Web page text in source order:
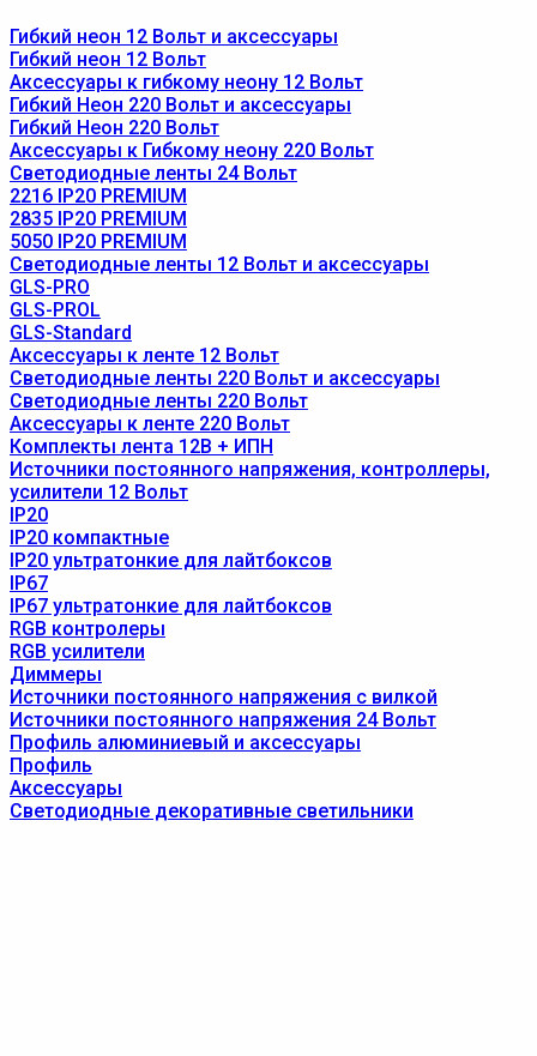
Гибкий неон 12 Вольт и аксессуары
Гибкий неон 12 Вольт
Аксессуары к гибкому неону 12 Вольт
Гибкий Неон 220 Вольт и аксессуары
Гибкий Неон 220 Вольт
Аксессуары к Гибкому неону 220 Вольт
Светодиодные ленты 24 Вольт
2216 IP20 PREMIUM
2835 IP20 PREMIUM
5050 IP20 PREMIUM
Светодиодные ленты 12 Вольт и аксессуары
GLS-PRO
GLS-PROL
GLS-Standard
Аксессуары к ленте 12 Вольт
Светодиодные ленты 220 Вольт и аксессуары
Светодиодные ленты 220 Вольт
Аксессуары к ленте 220 Вольт
Комплекты лента 12В + ИПН
Источники постоянного напряжения, контроллеры,
усилители 12 Вольт
IP20
IP20 компактные
IP20 ультратонкие для лайтбоксов
IP67
IP67 ультратонкие для лайтбоксов
RGB контролеры
RGB усилители
Диммеры
Источники постоянного напряжения с вилкой
Источники постоянного напряжения 24 Вольт
Профиль алюминиевый и аксессуары
Профиль
Аксессуары
Светодиодные декоративные светильники